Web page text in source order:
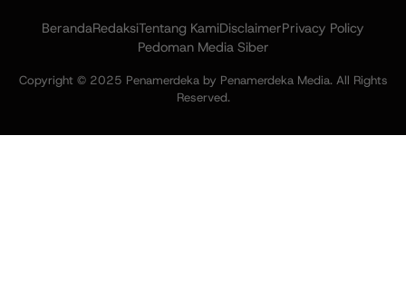
BerandaRedaksiTentang KamiDisclaimerPrivacy Policy
Pedoman Media Siber
Copyright © 2025 Penamerdeka by Penamerdeka Media. All Rights
Reserved.